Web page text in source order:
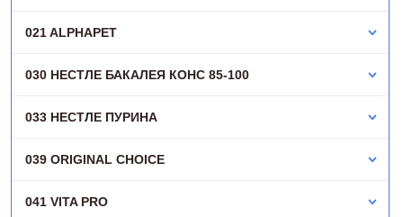
021 ALPHAPET
030 НЕСТЛЕ БАКАЛЕЯ КОНC 85-100
033 НЕСТЛЕ ПУРИНА
039 ORIGINAL CHOICE
041 VITA PRO